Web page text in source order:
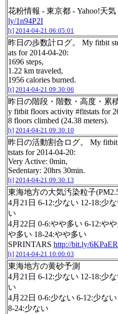
花粉情報 - 東京都 - Yahoo!天
ly/1n94P2I
[t] 2014-04-21 06:05:01
昨日の歩数計ログ。 My fitbit
ats for 2014-04-20:
1696 steps,
1.22 km traveled,
1956 calories burned.
[t] 2014-04-21 09:30:06
昨日の階段・階数・高度・累
y fitbit floors activity #fitstats for
8 floors climbed (24.38 meters).
[t] 2014-04-21 09:30:10
昨日の活動割合ログ。 My fitbit
tstats for 2014-04-20:
Very Active: 0min,
Sedentary: 20hrs 30min.
[t] 2014-04-21 09:30:13
東海地方の大気汚染粒子
4月21日 6-12:少ない 12-18:少
い
4月22日 0-6:やや多い 6-12:や
や多い 18-24:やや多い
SPRINTARS http://bit.ly/6KPaER
[t] 2014-04-21 10:00:03
東海地方の黄砂予測
4月21日 6-12:少ない 12-18:少
い
4月22日 0-6:少ない 6-12:少な
8-24:少ない